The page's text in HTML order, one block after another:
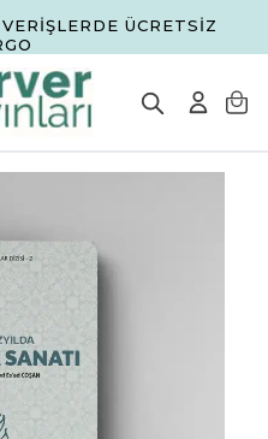
ÜCRETSİZ